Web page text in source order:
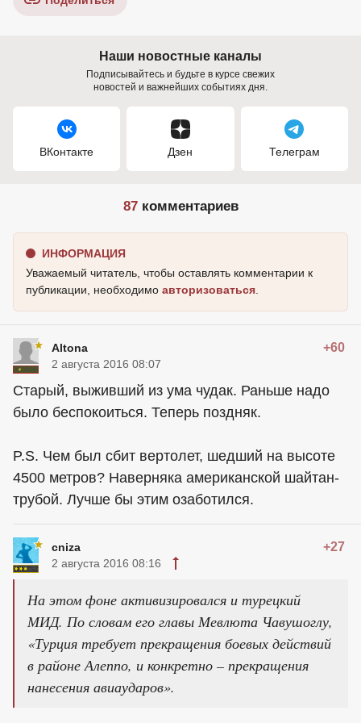
Наши новостные каналы
Подписывайтесь и будьте в курсе свежих
новостей и важнейших событиях дня.
ВКонтакте Дзен Телеграм
87комментариев
ИНФОРМАЦИЯ
Уважаемый читатель, чтобы оставлять комментарии к
публикации, необходимо авторизоваться
Altona +60
2 августа 2016 08:07
Старый, выживший из ума чудак. Раньше надо
было беспокоиться. Теперь поздняк.
P.S. Чем был сбит вертолет, шедший на высоте
4500 метров? Наверняка американской шайтан-
трубой. Лучше бы этим озаботился.
cniza +27
2 августа 2016 08:16
На этом фоне активизировался и турецкий
МИД. По словам его главы Мевлюта Чавушоглу,
«Турция требует прекращения боевых действий
в районе Алеппо, и конкретно – прекращения
нанесения авиаударов».